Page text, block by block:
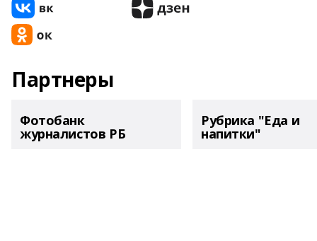
Партнеры
Фотобанк
журналистов РБ
Рубрика "Еда и
напитки"